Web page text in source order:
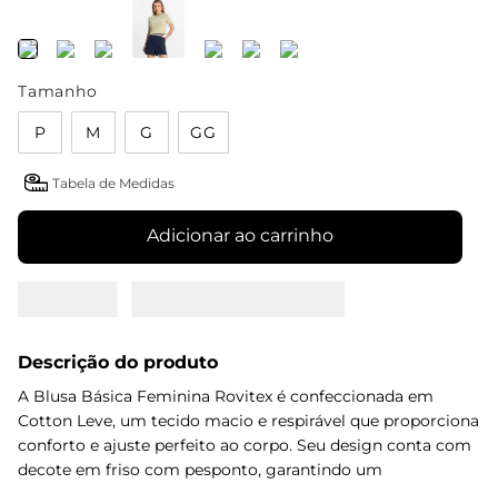
Tamanho
P M G GG
Tabela de Medidas
Adicionar ao carrinho
Descrição do produto
A Blusa Básica Feminina Rovitex é confeccionada em
Cotton Leve, um tecido macio e respirável que proporciona
conforto e ajuste perfeito ao corpo. Seu design conta com
decote em friso com pesponto, garantindo um